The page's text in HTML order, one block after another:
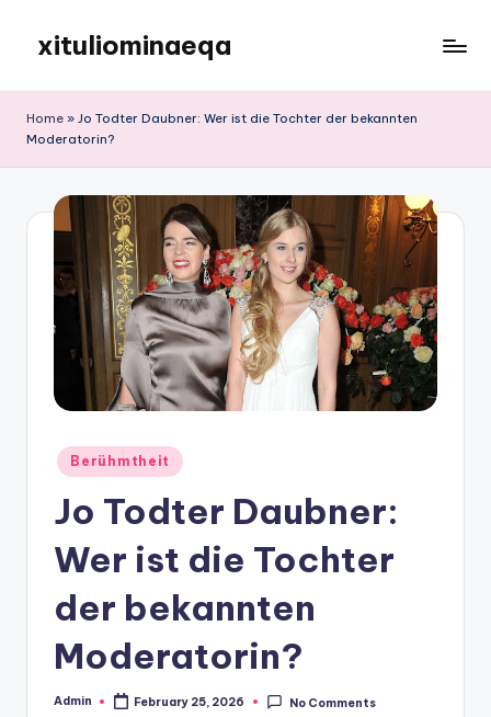
content
xituliominaeqa
Home » Jo Todter Daubner: Wer ist die Tochter der bekannten
Moderatorin?
Posted
in
Berühmtheit
Jo Todter Daubner:
Wer ist die Tochter
der bekannten
Moderatorin?
Posted
Admin February 25, 2026 No Comments